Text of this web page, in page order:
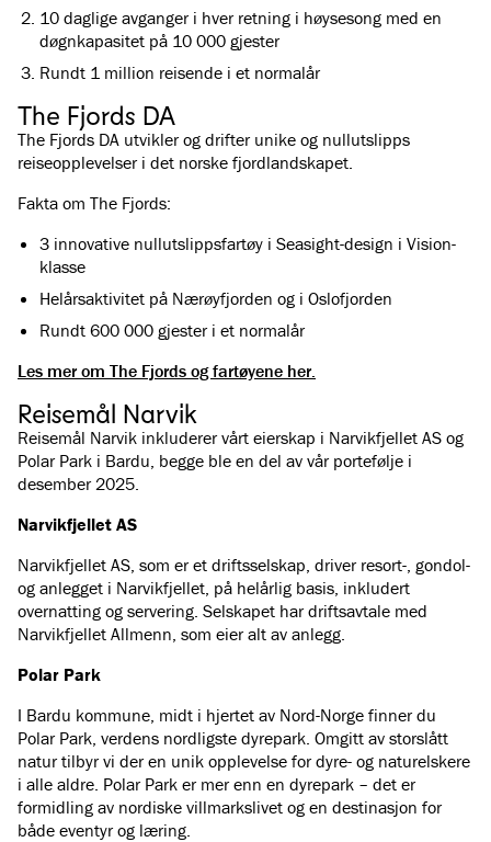
10 daglige avganger i hver retning i høysesong med en
døgnkapasitet på 10 000 gjester
Rundt 1 million reisende i et normalår
The Fjords DA
The Fjords DA utvikler og drifter unike og nullutslipps
reiseopplevelser i det norske fjordlandskapet.
Fakta om The Fjords:
3 innovative nullutslippsfartøy i Seasight-design i Vision-
klasse
Helårsaktivitet på Nærøyfjorden og i Oslofjorden
Rundt 600 000 gjester i et normalår
Les mer om The Fjords og fartøyene her.
Reisemål Narvik
Reisemål Narvik inkluderer vårt eierskap i Narvikfjellet AS og
Polar Park i Bardu, begge ble en del av vår portefølje i
desember 2025.
Narvikfjellet AS
Narvikfjellet AS, som er et driftsselskap, driver resort-, gondol-
og anlegget i Narvikfjellet, på helårlig basis, inkludert
overnatting og servering. Selskapet har driftsavtale med
Narvikfjellet Allmenn, som eier alt av anlegg.
Polar Park
I Bardu kommune, midt i hjertet av Nord-Norge finner du
Polar Park, verdens nordligste dyrepark. Omgitt av storslått
natur tilbyr vi der en unik opplevelse for dyre- og naturelskere
i alle aldre. Polar Park er mer enn en dyrepark – det er
formidling av nordiske villmarkslivet og en destinasjon for
både eventyr og læring.